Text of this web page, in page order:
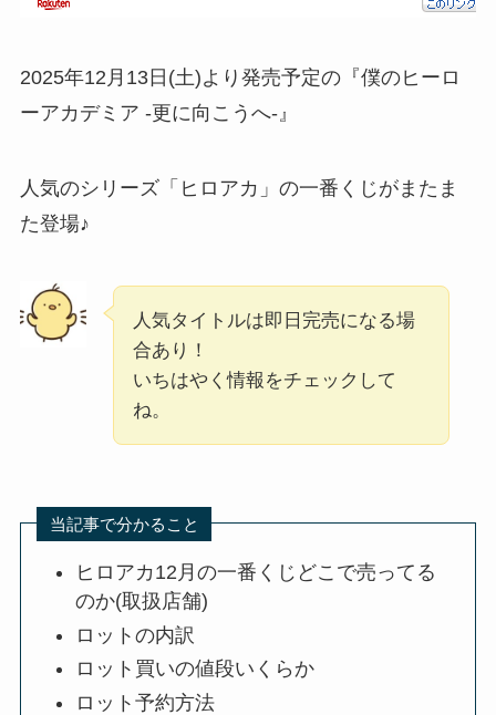
2025年12月13日(土)より発売予定の『僕のヒーロ
ーアカデミア -更に向こうへ-』
人気のシリーズ「ヒロアカ」の一番くじがまたま
た登場♪
人気タイトルは即日完売になる場
合あり！
いちはやく情報をチェックして
ね。
当記事で分かること
ヒロアカ12月の一番くじどこで売ってる
のか(取扱店舗)
ロットの内訳
ロット買いの値段いくらか
ロット予約方法